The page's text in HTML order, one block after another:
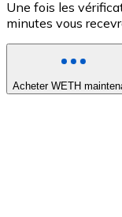
Une fois les
minutes vous
Acheter WETH